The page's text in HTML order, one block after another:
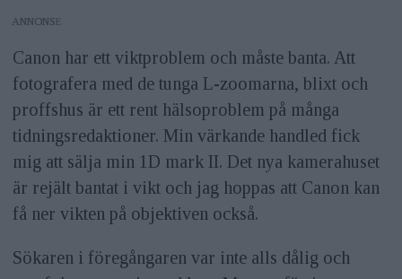
ANNONS
Canon har ett viktproblem och måste banta. Att
fotografera med de tunga L-zoomarna, blixt och
proffshus är ett rent hälsoproblem på många
tidningsredaktioner. Min värkande handled fick
mig att sälja min 1D mark II. Det nya kamerahuset
är rejält bantat i vikt och jag hoppas att Canon kan
få ner vikten på objektiven också.
Sökaren i föregångaren var inte alls dålig och